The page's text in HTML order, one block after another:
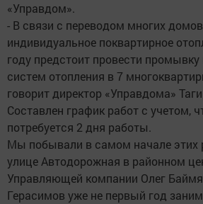
«Управдом».
- В связи с переводом многих
индивидуальное поквартирное
году предстоит провести промывку
систем отопления в 7
говорит директор «Управдома»
Составлен график работ с учетом,
потребуется 2 дня работы.
Мы побывали в самом начале этих
улице Автодорожная в районном
Управляющей компании Олег
Герасимов уже не первый год